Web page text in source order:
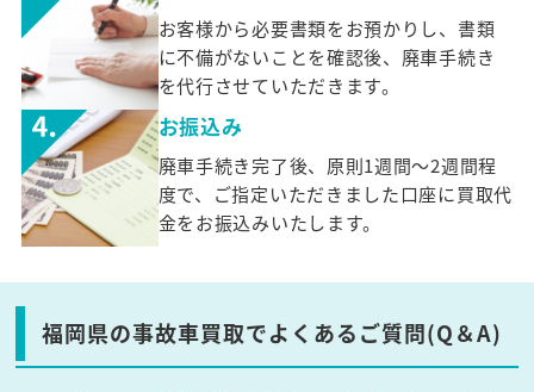
お客様から必要書類をお預かりし、書類
に不備がないことを確認後、廃車手続き
を代行させていただきます。
お振込み
廃車手続き完了後、原則1週間～2週間程
度で、ご指定いただきました口座に買取代
金をお振込みいたします。
福岡県の事故車買取でよくあるご質問(Q＆A)